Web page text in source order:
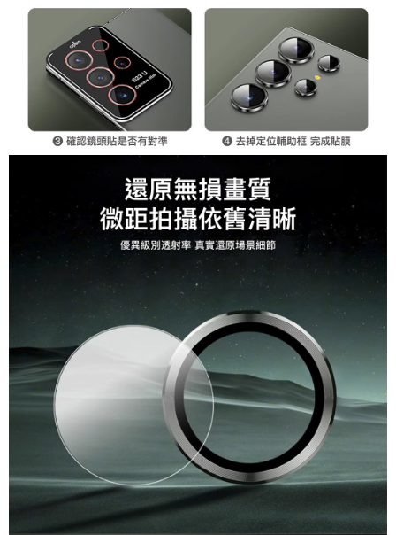
５．嚴禁一人註冊多個帳號或使用他人資訊註冊。若發現惡意使用之情形，
恩沛科技股份有限公司將有權停止該用戶之使用額度並採取法律行動。